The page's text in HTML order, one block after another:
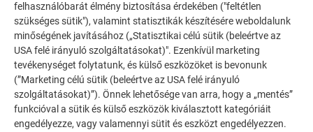
felhasználóbarát élmény biztosítása érdekében ("feltétlen
szükséges sütik"), valamint statisztikák készítésére weboldalunk
minőségének javításához („Statisztikai célú sütik (beleértve az
USA felé irányuló szolgáltatásokat)". Ezenkívül marketing
tevékenységet folytatunk, és külső eszközöket is bevonunk
(”Marketing célú sütik (beleértve az USA felé irányuló
szolgáltatásokat)”). Önnek lehetősége van arra, hogy a „mentés”
funkcióval a sütik és külső eszközök kiválasztott kategóriáit
engedélyezze, vagy valamennyi sütit és eszközt engedélyezzen.